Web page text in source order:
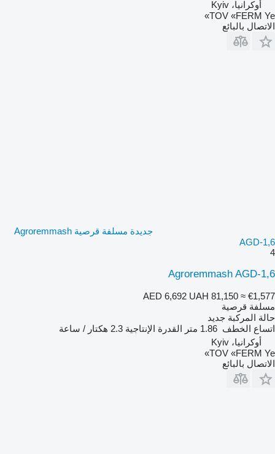
أوكرانيا، Kyiv
TOV «FERM Ye»
الاتصال بالبائع
جديدة مسلفة قرصية Agroremmash
AGD-1,6
4
Agroremmash AGD-1,6
AED 6,692 UAH 81,150 ≈ €1,577
مسلفة قرصية
حالة المركبة جديد
اتساع الخطف 1.86 متر القدرة الإنتاجية 2.3 هكتار / ساعة
أوكرانيا، Kyiv
TOV «FERM Ye»
الاتصال بالبائع